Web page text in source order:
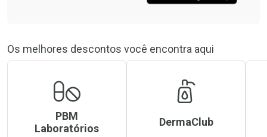
Os melhores descontos você encontra aqui
PBM
Laboratórios
DermaClub